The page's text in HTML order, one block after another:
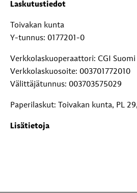
Laskutustiedot
Toivakan kunta
Y-tunnus: 0177201-0
Verkkolaskuoperaattori: CGI Suomi
Verkkolaskuosoite: 003701772010
Välittäjätunnus: 003703575029
Paperilaskut: Toivakan kunta, PL
Lisätietoja